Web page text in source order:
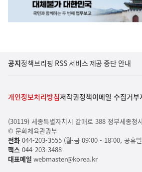
공지정책브리핑 RSS 서비스 제공 중단 안내
개인정보처리방침저작권정책이메일 수집거부
(30119) 세종특별자치시 갈매로 388 정부세종청
© 문화체육관광부
전화044-203-3555 (월-금 09:00 - 18:00, 공휴
팩스 044-203-3488
대표메일 webmaster@korea.kr